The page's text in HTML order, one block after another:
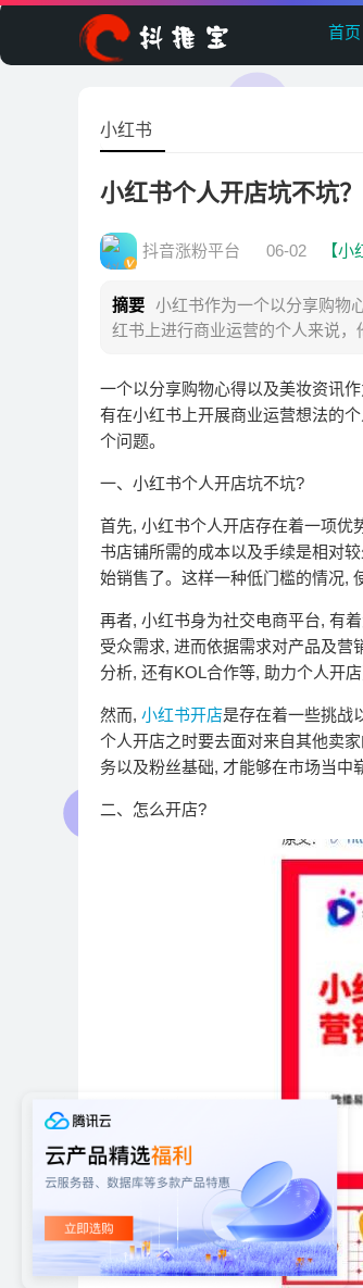
首页
小红书
小红书个人开店坑不坑
抖音涨粉平台 06-02 【小
摘要 小红书作为一个以分享购物
红书上进行商业运营的个人来说
一个以分享购物心得以及美妆资讯
有在小红书上开展商业运营想法的
个问题。
一、小红书个人开店坑不坑?
首先, 小红书个人开店存在着一项优
书店铺所需的成本以及手续是相对
始销售了。这样一种低门槛的情况,
再者, 小红书身为社交电商平台, 有
受众需求, 进而依据需求对产品及
分析, 还有KOL合作等, 助力个人开
然而, 小红书开店是存在着一些挑战
个人开店之时要去面对来自其他卖
务以及粉丝基础, 才能够在市场当中
二、怎么开店?